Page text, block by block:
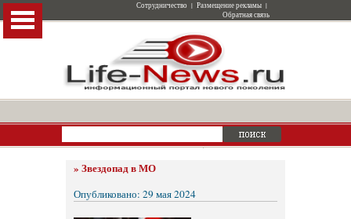
Сотрудничество | Размещение рекламы |
Обратная связь
» Звездопад в МО
Опубликовано: 29 мая 2024